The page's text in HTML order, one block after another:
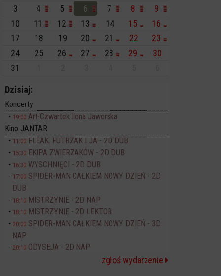
3
4 5 6 7 8
9
10
11 12 13 14 15
16
17
18 19 20 21 22
23
24
25 26 27 28 29
30
31
Dzisiaj:
Koncerty
19:00 Art-Czwartek Ilona Jaworska
Kino JANTAR
11:00 FLEAK. FUTRZAK I JA - 2D DUB
15:30 EKIPA ZWIERZAKÓW - 2D DUB
16:30 WYSCHNIĘCI - 2D DUB
17:00 SPIDER-MAN CAŁKIEM NOWY DZIEŃ - 2D
DUB
18:10 MISTRZYNIE - 2D NAP
18:10 MISTRZYNIE - 2D LEKTOR
20:00 SPIDER-MAN CAŁKIEM NOWY DZIEŃ - 3D
NAP
20:10 ODYSEJA - 2D NAP
zgłoś wydarzenie